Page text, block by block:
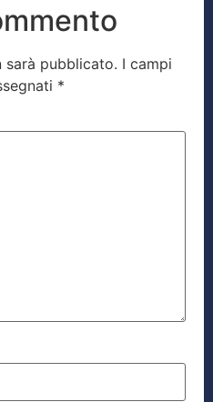
sarà pubblicato. I campi
*